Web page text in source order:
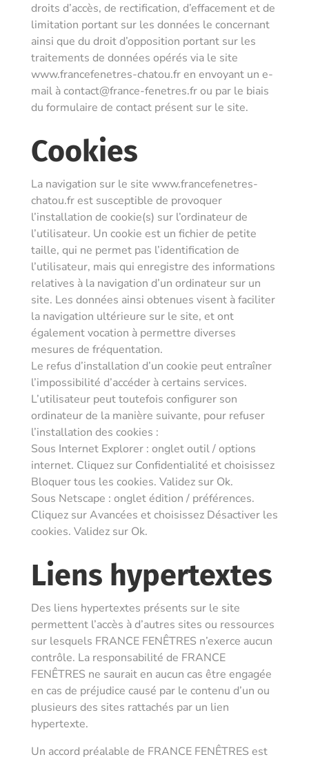
droits d’accès, de rectification, d’effacement et de
limitation portant sur les données le concernant
ainsi que du droit d’opposition portant sur les
traitements de données opérés via le site
www.francefenetres-chatou.fr en envoyant un e-
mail à contact@france-fenetres.fr ou par le biais
du formulaire de contact présent sur le site.
Cookies
La navigation sur le site www.francefenetres-
chatou.fr est susceptible de provoquer
l’installation de cookie(s) sur l’ordinateur de
l’utilisateur. Un cookie est un fichier de petite
taille, qui ne permet pas l’identification de
l’utilisateur, mais qui enregistre des informations
relatives à la navigation d’un ordinateur sur un
site. Les données ainsi obtenues visent à faciliter
la navigation ultérieure sur le site, et ont
également vocation à permettre diverses
mesures de fréquentation.
Le refus d’installation d’un cookie peut entraîner
l’impossibilité d’accéder à certains services.
L’utilisateur peut toutefois configurer son
ordinateur de la manière suivante, pour refuser
l’installation des cookies :
Sous Internet Explorer : onglet outil / options
internet. Cliquez sur Confidentialité et choisissez
Bloquer tous les cookies. Validez sur Ok.
Sous Netscape : onglet édition / préférences.
Cliquez sur Avancées et choisissez Désactiver les
cookies. Validez sur Ok.
Liens hypertextes
Des liens hypertextes présents sur le site
permettent l’accès à d’autres sites ou ressources
sur lesquels FRANCE FENÊTRES n’exerce aucun
contrôle. La responsabilité de FRANCE
FENÊTRES ne saurait en aucun cas être engagée
en cas de préjudice causé par le contenu d’un ou
plusieurs des sites rattachés par un lien
hypertexte.
Un accord préalable de FRANCE FENÊTRES est